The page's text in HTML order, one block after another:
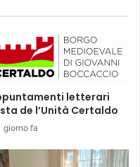
letterari
de l’Unità Certaldo
giorno fa